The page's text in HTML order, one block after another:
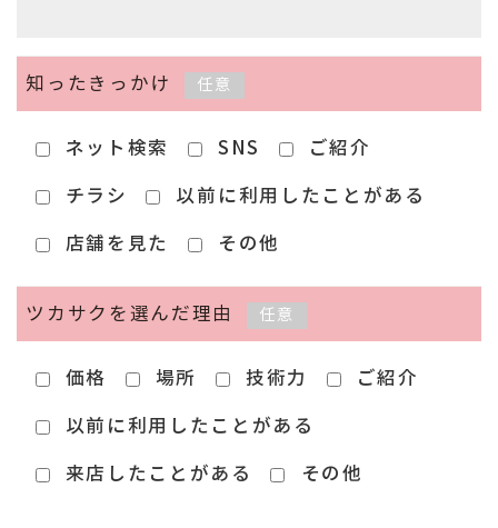
知ったきっかけ 任意
ネット検索 SNS
ご紹介
チラシ
以前に利用したことがある
店舗を見た
その他
ツカサクを選んだ理由 任意
価格 場所 技術力
ご紹介
以前に利用したことがある
来店したことがある
その他